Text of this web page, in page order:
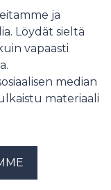
att få hjälp
Konstfabriken.
ja
Löydät sieltä
vapaasti
median
materiaali